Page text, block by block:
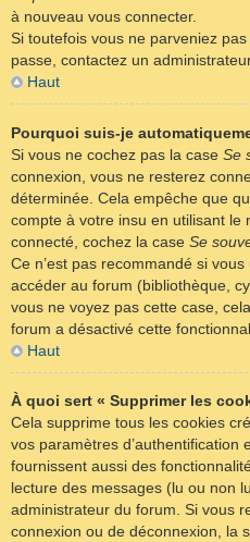
à nouveau vous connecter.
Si toutefois vous ne parveniez
passe, contactez un
Haut
Pourquoi suis-je
Si vous ne cochez pas la case Se
connexion, vous ne resterez
déterminée. Cela empêche que
compte à votre insu en utilisant le
connecté, cochez la case Se
Ce n’est pas recommandé si
accéder au forum (bibliothèque,
vous ne voyez pas cette case,
forum a désactivé cette
Haut
À quoi sert « Supprimer les
Cela supprime tous les cookies
vos paramètres d’authentification
fournissent aussi des
lecture des messages (lu ou non
administrateur du forum. Si vous
connexion ou de déconnexion, la